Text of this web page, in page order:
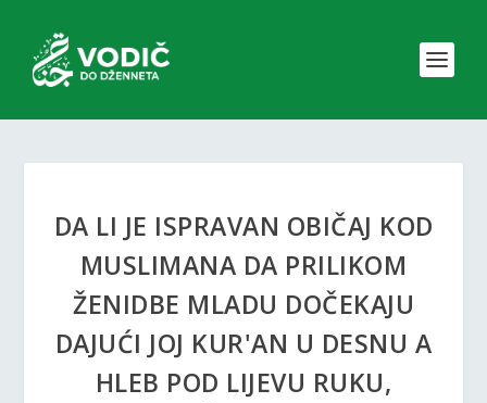
DA LI JE ISPRAVAN OBIČAJ KOD
MUSLIMANA DA PRILIKOM
ŽENIDBE MLADU DOČEKAJU
DAJUĆI JOJ KUR'AN U DESNU A
HLEB POD LIJEVU RUKU,